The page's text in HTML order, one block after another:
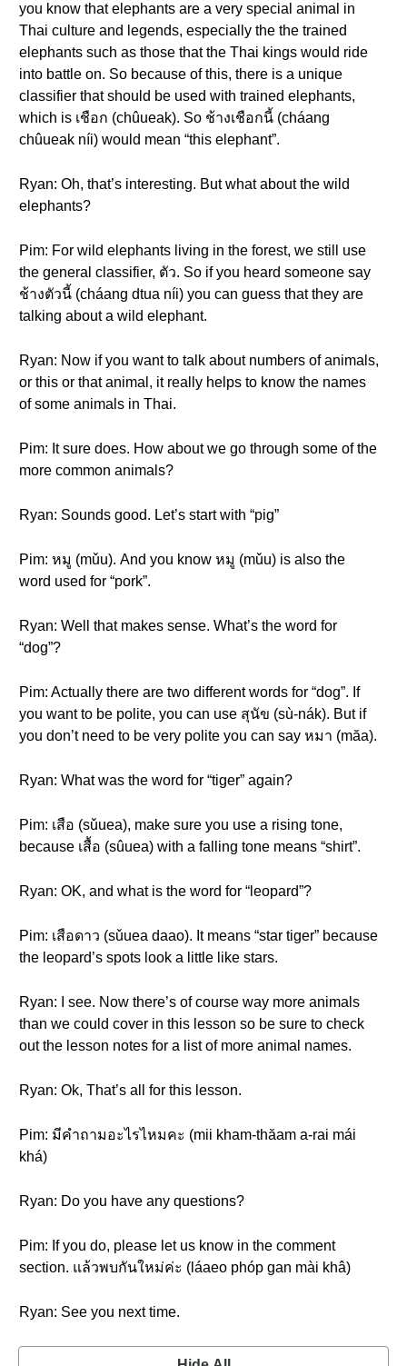
you know that elephants are a very special animal in
Thai culture and legends, especially the the trained
elephants such as those that the Thai kings would ride
into battle on. So because of this, there is a unique
classifier that should be used with trained elephants,
which is เชือก (chûueak). So ช้างเชือกนี้ (cháang
chûueak níi) would mean “this elephant”.
Ryan: Oh, that’s interesting. But what about the wild
elephants?
Pim: For wild elephants living in the forest, we still use
the general classifier, ตัว. So if you heard someone say
ช้างตัวนี้ (cháang dtua níi) you can guess that they are
talking about a wild elephant.
Ryan: Now if you want to talk about numbers of animals,
or this or that animal, it really helps to know the names
of some animals in Thai.
Pim: It sure does. How about we go through some of the
more common animals?
Ryan: Sounds good. Let’s start with “pig”
Pim: หมู (mǔu). And you know หมู (mǔu) is also the
word used for “pork”.
Ryan: Well that makes sense. What’s the word for
“dog”?
Pim: Actually there are two different words for “dog”. If
you want to be polite, you can use สุนัข (sù-nák). But if
you don’t need to be very polite you can say หมา (măa).
Ryan: What was the word for “tiger” again?
Pim: เสือ (sǔuea), make sure you use a rising tone,
because เสื้อ (sûuea) with a falling tone means “shirt”.
Ryan: OK, and what is the word for “leopard”?
Pim: เสือดาว (sǔuea daao). It means “star tiger” because
the leopard’s spots look a little like stars.
Ryan: I see. Now there’s of course way more animals
than we could cover in this lesson so be sure to check
out the lesson notes for a list of more animal names.
Ryan: Ok, That’s all for this lesson.
Pim: มีคำถามอะไรไหมคะ (mii kham-thăam a-rai mái
khá)
Ryan: Do you have any questions?
Pim: If you do, please let us know in the comment
section. แล้วพบกันใหม่ค่ะ (láaeo phóp gan mài khâ)
Ryan: See you next time.